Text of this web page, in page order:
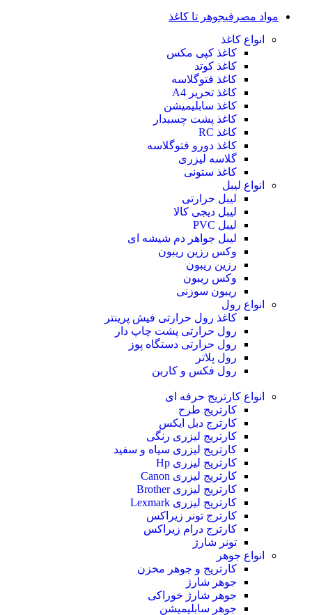
مواد مصرفیجوهر تا کاغذ
انواع کاغذ
کاغذ کپی مکس
کاغذ کوتد
کاغذ فتوگلاسه
کاغذ تحریر A4
کاغذ سابلیمیشن
کاغذ پشت چسبدار
کاغذ RC
کاغذ دورو فتوگلاسه
گلاسه لیزری
کاغذ ستونی
انواع لیبل
لیبل حرارتی
لیبل دیجی کالا
لیبل PVC
لیبل جواهر دم شیشه ای
وکس رزین ریبون
رزین ریبون
وکس ریبون
ریبون سوزنی
انواع رول
کاغذ رول حرارتی فیش پرینتر
رول حرارتی پشت چاپ دار
رول حرارتی دستگاه پوز
رول پلاتر
رول فکس و کاربن
انواع کارتریج حرفه ای
کارتریج طرح
کارترج دبل ایکس
کارتریج لیزری رنگی
کارتریج لیزری سیاه و سفید
کارتریج لیزری Hp
کارتریج لیزری Canon
کارتریج لیزری Brother
کارتریج لیزری Lexmark
کارترج تونر زیراکس
کارترج درام زیراکس
تونر شارژ
انواع جوهر
کارتریج و جوهر مخزن
جوهر شارژ
جوهر شارژ خوراکی
جوهر سابلیمیشن